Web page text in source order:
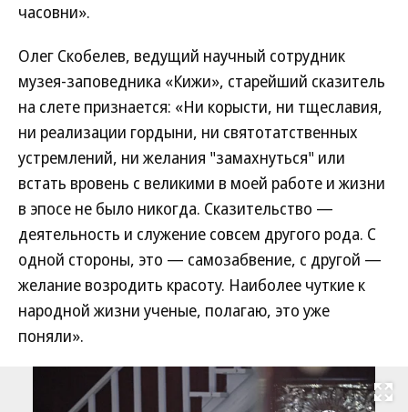
часовни».
Олег Скобелев, ведущий научный сотрудник
музея-заповедника «Кижи», старейший сказитель
на слете признается: «Ни корысти, ни тщеславия,
ни реализации гордыни, ни святотатственных
устремлений, ни желания "замахнуться" или
встать вровень с великими в моей работе и жизни
в эпосе не было никогда. Сказительство —
деятельность и служение совсем другого рода. С
одной стороны, это — самозабвение, с другой —
желание возродить красоту. Наиболее чуткие к
народной жизни ученые, полагаю, это уже
поняли».
Развернуть